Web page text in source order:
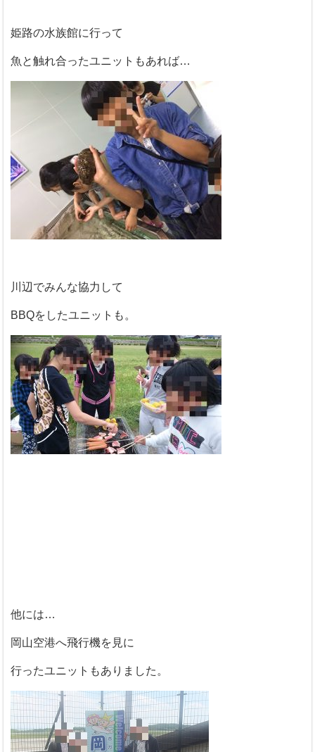
姫路の水族館に行って
魚と触れ合ったユニットもあれば…
川辺でみんな協力して
BBQをしたユニットも。
他には…
岡山空港へ飛行機を見に
行ったユニットもありました。